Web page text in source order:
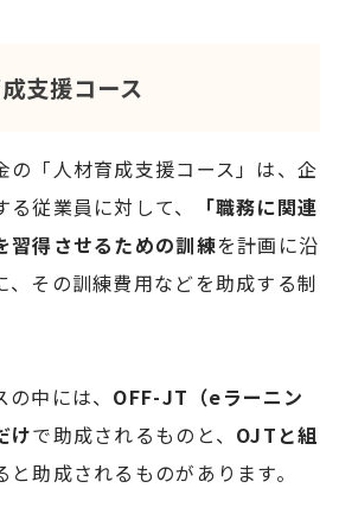
支援コース
の「人材育成支援コース」は、企
従業員に対して、
「職務に関連
習得させるための訓練を計画に沿
、その訓練費用などを助成する制
中には、 OFF-JT（eラーニン
けで助成されるものと、 OJTと組
と助成されるものがあります。